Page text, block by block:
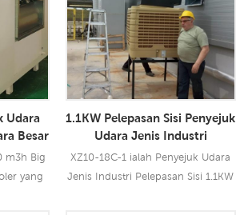
Udara
Besar
m3h Big
yang
1.1KW Pelepasan Sisi Penyejuk
Udara Jenis Industri
Pengeluar Penyejuk Udara
XZ10-18C-1 ialah Penyejuk Udara
Jenis Industri Pelepasan Sisi 1.1KW